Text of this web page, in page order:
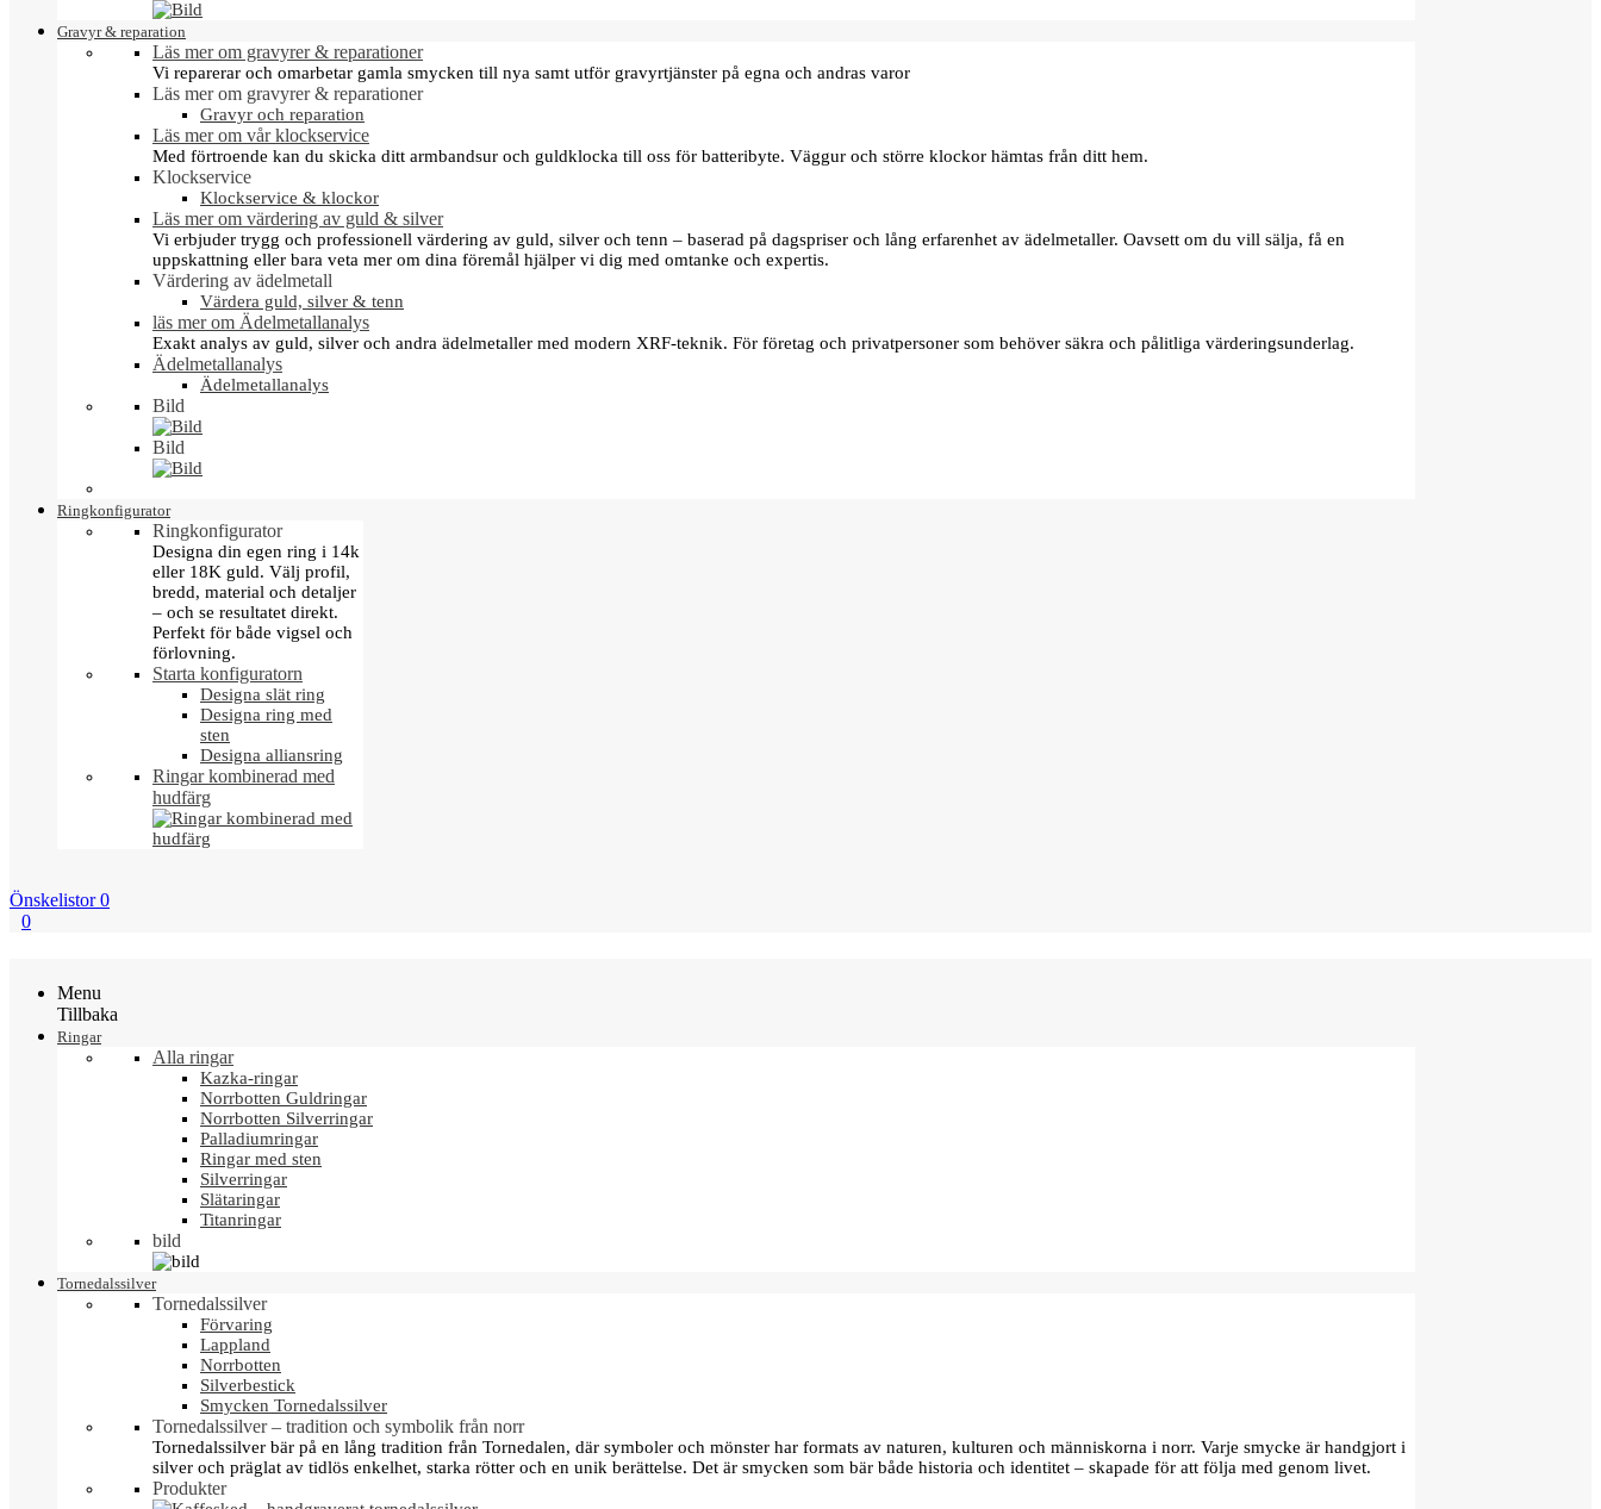
Gravyr & reparation
Läs mer om gravyrer & reparationer
Vi reparerar och omarbetar gamla smycken till nya samt utför gravyrtjänster på egna och andras varor
Läs mer om gravyrer & reparationer
Gravyr och reparation
Läs mer om vår klockservice
Med förtroende kan du skicka ditt armbandsur och guldklocka till oss för batteribyte. Väggur och större klockor hämtas från ditt hem.
Klockservice
Klockservice & klockor
Läs mer om värdering av guld & silver
Vi erbjuder trygg och professionell värdering av guld, silver och tenn – baserad på dagspriser och lång erfarenhet av ädelmetaller. Oavsett om du vill sälja, få en
uppskattning eller bara veta mer om dina föremål hjälper vi dig med omtanke och expertis.
Värdering av ädelmetall
Värdera guld, silver & tenn
läs mer om Ädelmetallanalys
Exakt analys av guld, silver och andra ädelmetaller med modern XRF‑teknik. För företag och privatpersoner som behöver säkra och pålitliga värderingsunderlag.
Ädelmetallanalys
Ädelmetallanalys
Bild
Bild
Ringkonfigurator
Ringkonfigurator
Designa din egen ring i 14k
eller 18K guld. Välj profil,
bredd, material och detaljer
– och se resultatet direkt.
Perfekt för både vigsel och
förlovning.
Starta konfiguratorn
Designa slät ring
Designa ring med
sten
Designa alliansring
Ringar kombinerad med
hudfärg
Önskelistor 0
0
Menu
Tillbaka
Ringar
Alla ringar
Kazka-ringar
Norrbotten Guldringar
Norrbotten Silverringar
Palladiumringar
Ringar med sten
Silverringar
Slätaringar
Titanringar
bild
Tornedalssilver
Tornedalssilver
Förvaring
Lappland
Norrbotten
Silverbestick
Smycken Tornedalssilver
Tornedalssilver – tradition och symbolik från norr
Tornedalssilver bär på en lång tradition från Tornedalen, där symboler och mönster har formats av naturen, kulturen och människorna i norr. Varje smycke är handgjort i
silver och präglat av tidlös enkelhet, starka rötter och en unik berättelse. Det är smycken som bär både historia och identitet – skapade för att följa med genom livet.
Produkter